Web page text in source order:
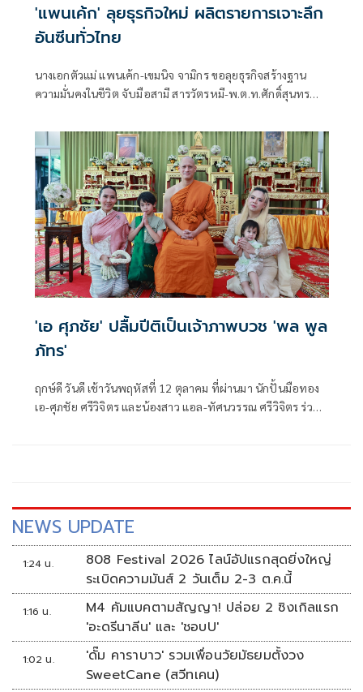
'แพนเค้ก' ลุยธุรกิจใหม่ ผลิตรายการเจาะลึก
อันซีนทั่วไทย
นางเอกตัวแม่ แพนเค้ก-เขมนิจ จามิกร ขอลุยธุรกิจสร้างฐาน
ความมั่นคงในชีวิต จับมือสามี สารวัตรหมี-พ.ต.ท.ศักดิ์สุนทร
จำกัด กับชื่อรายการเก๋ๆ จำง่ายตอบโจทย์ในนามรายการ เที่ยว
ตามแพน โดยมีคุณแม่คนเก่ง แม่แพม-นวลนง จามิกรณ์ คุมเข้ม
อยู่เบื้องหลังการผลิตรายการ ผสานมือกับโปรดิวเซอร์
ประสบการณ์แน่น กอหญ้า-สุฐพิศกร อุณหพิพัฒน์ ขยี้ทุกความ
สนุก จัดเต็มความบันเทิงแบบตัวตนของสาวแพนเค้ก ทุกแง่มุม
ไลฟ์สไตล์ของตัวเธอ
'เอ ศุภชัย' ปลื้มปีติเป็นเจ้าภาพบวช 'พล พูล
ภัทร'
ฤกษ์ดี วันดี เช้าวันพฤหัสที่ 12 ตุลาคม ที่ผ่านมา นักปั้นมือทอง
เอ-ศุภชัย ศรีวิจิตร และน้องสาว แอล-ทัศนวรรณ ศรีวิจิตร ร่วม
NEWS UPDATE
1:24 น.
808 Festival 2026 ไลน์อัปแรกสุดยิ่งใหญ่
ระเบิดความมันส์ 2 วันเต็ม 2-3 ต.ค.นี้
1:16 น.
M4 คัมแบคตามสัญญา! ปล่อย 2 ซิงเกิลแรก
'อะดรีนาลีน' และ 'ชอบU'
1:02 น.
'ดั๊ม คาราบาว' รวมเพื่อนวัยมัธยมตั้งวง
SweetCane (สวีทเคน)